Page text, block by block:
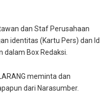
dan Staf Perusahaan
identitas (Kartu Pers) dan Id
Box Redaksi.
meminta dan
dari Narasumber.